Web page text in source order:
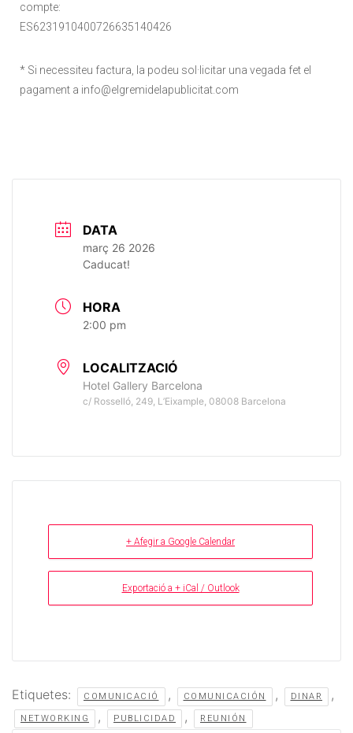
compte:
ES6231910400726635140426
* Si necessiteu factura, la podeu sol·licitar una vegada fet el
pagament a info@elgremidelapublicitat.com
DATA
març 26 2026
Caducat!
HORA
2:00 pm
LOCALITZACIÓ
Hotel Gallery Barcelona
c/ Rosselló, 249, L’Eixample, 08008 Barcelona
+ Afegir a Google Calendar
Exportació a + iCal / Outlook
Etiquetes: COMUNICACIÓ , COMUNICACIÓN , DINAR ,
NETWORKING , PUBLICIDAD , REUNIÓN